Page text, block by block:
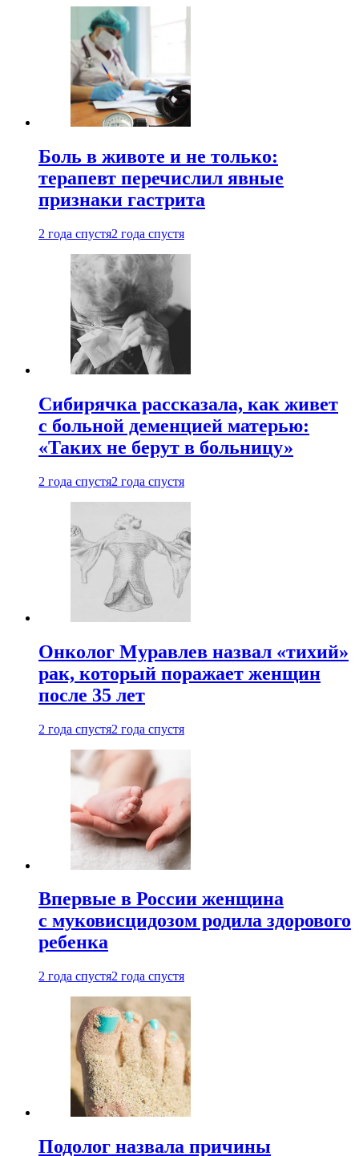
Боль в животе и не только:
терапевт перечислил явные
признаки гастрита
2 года спустя2 года спустя
Сибирячка рассказала, как живет
с больной деменцией матерью:
«Таких не берут в больницу»
2 года спустя2 года спустя
Онколог Муравлев назвал «тихий»
рак, который поражает женщин
после 35 лет
2 года спустя2 года спустя
Впервые в России женщина
с муковисцидозом родила здорового
ребенка
2 года спустя2 года спустя
Подолог назвала причины